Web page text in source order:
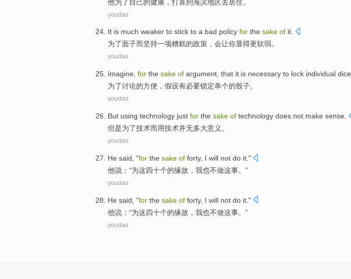
他为了 自己的健康 ， 打算到海滨地区去居住。
youdao
It is much weaker to stick to a bad policy for the sake of it.
为了面子而坚持一项糟糕的政策 ， 会让你显得更软弱。
youdao
Imagine for the sake of argument , that it is necessary to lock individual dice
为了讨论的方便， 假设有必要锁定单个的骰子。
youdao
But using technology just for the sake of technology does not make sense
但是为了技术而用技术并无多大意义。
youdao
He said , "for the sake of forty, I will not do it ."
他说 ：“为这四十个的缘故 ， 我也不做这事。”
youdao
He said , "for the sake of forty, I will not do it ."
他说 ：“为这四十个的缘故 ， 我也不做这事。”
youdao